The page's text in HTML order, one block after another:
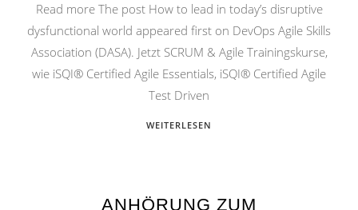
Read more The post How to lead in today’s disruptive
dysfunctional world appeared first on DevOps Agile Skills
Association (DASA). Jetzt SCRUM & Agile Trainingskurse,
wie iSQI® Certified Agile Essentials, iSQI® Certified Agile
Test Driven
WEITERLESEN
ANHÖRUNG ZUM